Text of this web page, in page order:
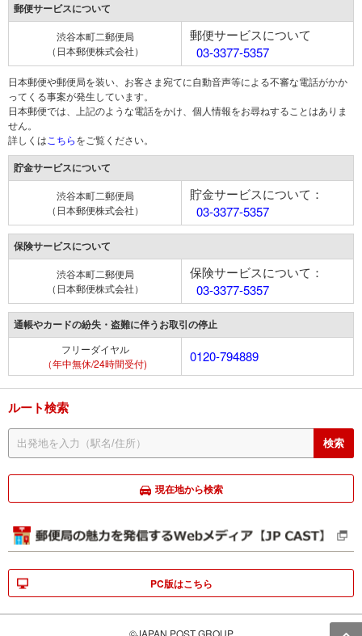
郵便サービスについて
渋谷本町二郵便局
（日本郵便株式会社）
郵便サービスについて
03-3377-5357
日本郵便や郵便局を装い、お客さま宛てに自動音声等による不審な電話がかか
ってくる事案が発生しています。
日本郵便では、上記のような電話をかけ、個人情報をお尋ねすることはありま
せん。
詳しくは こちらをご覧ください。
貯金サービスについて
渋谷本町二郵便局
（日本郵便株式会社）
貯金サービスについて：
03-3377-5357
保険サービスについて
渋谷本町二郵便局
（日本郵便株式会社）
保険サービスについて：
03-3377-5357
通帳やカードの紛失・盗難に伴うお取引の停止
フリーダイヤル
（年中無休/24時間受付)
0120-794889
ルート検索
現在地から検索
PC版はこちら